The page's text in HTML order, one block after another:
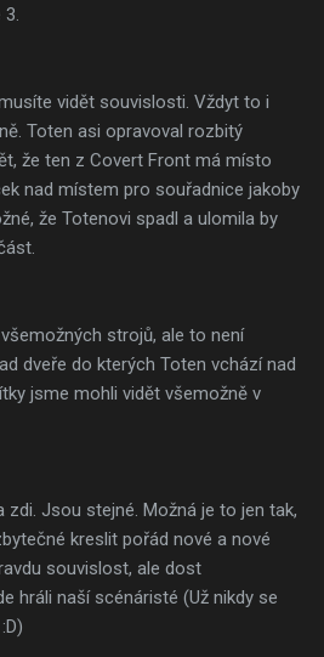
vidět souvislosti. Vždyt to i
Toten asi opravoval rozbitý
že ten z Covert Front má místo
nad místem pro souřadnice jakoby
že Totenovi spadl a ulomila by
strojů, ale to není
dveře do kterých Toten vchází nad
jsme mohli vidět všemožně v
Jsou stejné. Možná je to jen tak,
kreslit pořád nové a nové
souvislost, ale dost
hráli naší scénáristé (Už nikdy se